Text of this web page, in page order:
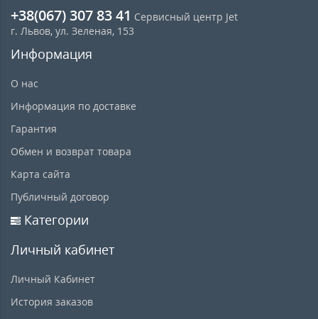
+38(067) 307 83 41 Сервисный центр Jet
г. Львов, ул. Зеленая, 153
Информация
О нас
Информация по доставке
Гарантия
Обмен и возврат товара
Карта сайта
Публичный договор
Категории
Личный кабинет
Личный Кабинет
История заказов